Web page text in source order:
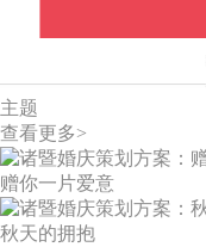
主题
查看更多>
赠你一片爱意
秋天的拥抱